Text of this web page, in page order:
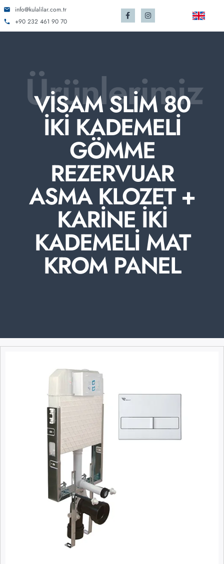
info@kulalilar.com.tr
+90 232 461 90 70
Ürünlerimiz
VİSAM SLİM 80
İKİ KADEMELİ
GÖMME
REZERVUAR
ASMA KLOZET +
KARİNE İKİ
KADEMELİ MAT
KROM PANEL